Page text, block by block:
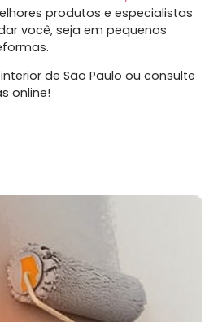
produtos e especialistas
você, seja em pequenos
de São Paulo ou consulte
online!